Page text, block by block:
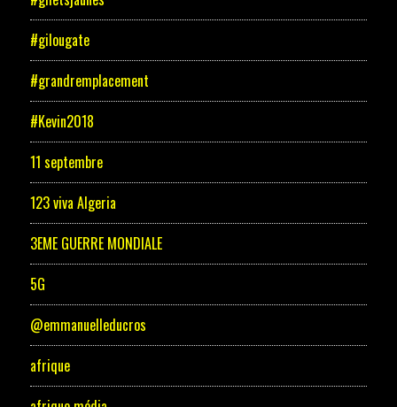
#gilougate
#grandremplacement
#Kevin2018
11 septembre
123 viva Algeria
3EME GUERRE MONDIALE
5G
@emmanuelleducros
afrique